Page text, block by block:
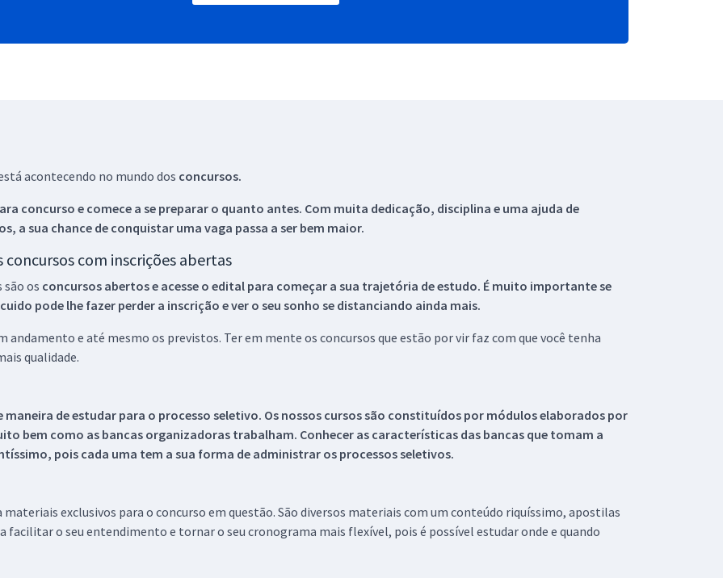
acontecendo no mundo dos concursos.
concurso e comece a se preparar o quanto antes. Com muita dedicação, disciplina e uma ajuda de
a sua chance de conquistar uma vaga passa a ser bem maior.
com inscrições abertas
são os concursos abertos e acesse o edital para começar a sua trajetória de estudo. É muito importante se
pode lhe fazer perder a inscrição e ver o seu sonho se distanciando ainda mais.
andamento e até mesmo os previstos. Ter em mente os concursos que estão por vir faz com que você tenha
qualidade.
maneira de estudar para o processo seletivo. Os nossos cursos são constituídos por módulos elaborados por
bem como as bancas organizadoras trabalham. Conhecer as características das bancas que tomam a
pois cada uma tem a sua forma de administrar os processos seletivos.
materiais exclusivos para o concurso em questão. São diversos materiais com um conteúdo riquíssimo, apostilas
facilitar o seu entendimento e tornar o seu cronograma mais flexível, pois é possível estudar onde e quando